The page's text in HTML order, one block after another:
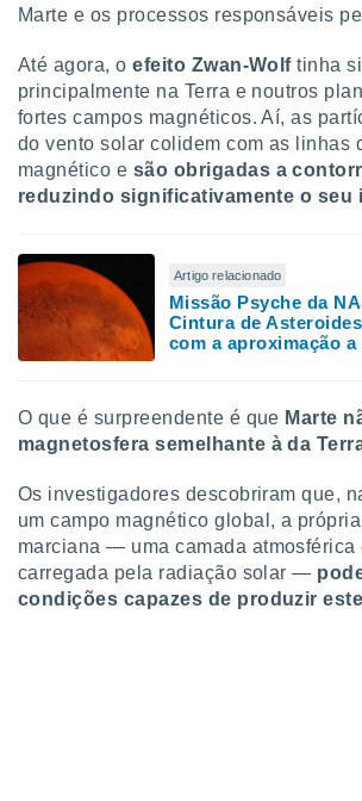
e
como a
este sitio
IP e
de
possam
qual se
tal,
seu
ou opor-
em “
na
o
Marte e os processos responsáveis
Até agora, oefeito Zwan-Wolftinha
principalmente na Terra e noutros
fortes campos magnéticos. Aí, as
do vento solar colidem com as linhas
magnético e são obrigadas a
reduzindo significativamente o seu
Artigo relacionado
Missão Psyche da
Cintura de
com a aproximação a
O que é surpreendente é que Marte
magnetosfera semelhante à da
Os investigadores descobriram que,
um campo magnético global, a
marciana — uma camada atmosférica
carregada pela radiação solar —
condições capazes de produzir